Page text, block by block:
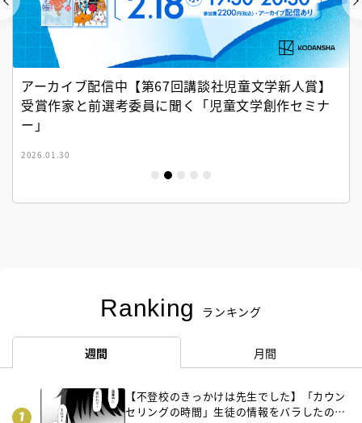
アーカイブ配信中【第67回講談社児童文学新人賞】
受賞作家と前選考委員に聞く「児童文学創作セミナ
ー」
2026.01.30
Ranking ランキング
週間 月間
【不登校のきっかけは先生でした】「カウン
セリングの時間」生徒の情報をバラしたの